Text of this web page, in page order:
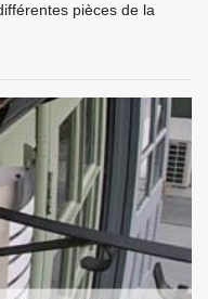
pièces de la